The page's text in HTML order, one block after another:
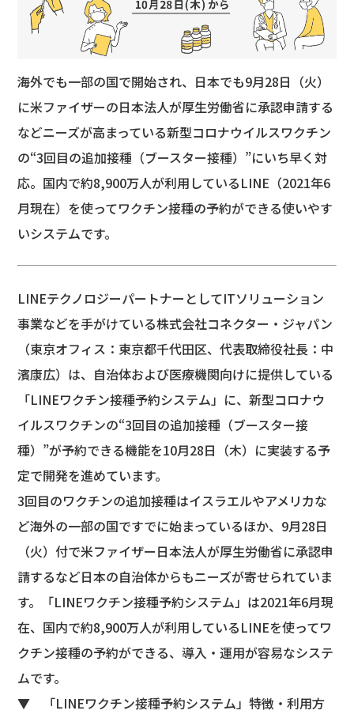
海外でも一部の国で開始され、日本でも9月28日（火）
に米ファイザーの日本法人が厚生労働省に承認申請する
などニーズが高まっている新型コロナウイルスワクチン
の“3回目の追加接種（ブースター接種）”にいち早く対
応。国内で約8,900万人が利用しているLINE（2021年6
月現在）を使ってワクチン接種の予約ができる使いやす
いシステムです。
LINEテクノロジーパートナーとしてITソリューション
事業などを手がけている株式会社コネクター・ジャパン
（東京オフィス：東京都千代田区、代表取締役社長：中
濱康広）は、自治体および医療機関向けに提供している
「LINEワクチン接種予約システム」に、新型コロナウ
イルスワクチンの“3回目の追加接種（ブースター接
種）”が予約できる機能を10月28日（木）に実装する予
定で開発を進めています。
3回目のワクチンの追加接種はイスラエルやアメリカな
ど海外の一部の国ですでに始まっているほか、9月28日
（火）付で米ファイザー日本法人が厚生労働省に承認申
請するなど日本の自治体からもニーズが寄せられていま
す。「LINEワクチン接種予約システム」は2021年6月現
在、国内で約8,900万人が利用しているLINEを使ってワ
クチン接種の予約ができる、導入・運用が容易なシステ
ムです。
▼ 「LINEワクチン接種予約システム」特徴・利用方